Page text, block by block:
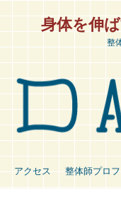
身体を伸
整
アクセス 整体師プロ